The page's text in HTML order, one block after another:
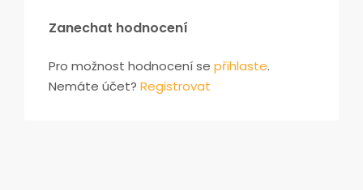
Zanechat hodnocení
Pro možnost hodnocení se přihlaste.
Nemáte účet? Registrovat